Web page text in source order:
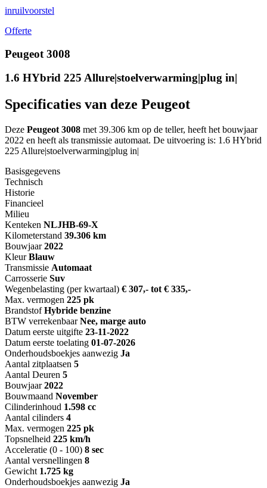
inruilvoorstel
Offerte
Peugeot 3008
1.6 HYbrid 225 Allure|stoelverwarming|plug in|
Specificaties van deze Peugeot
Deze Peugeot 3008 met 39.306 km op de teller, heeft het bouwjaar
2022 en heeft als transmissie automaat. De uitvoering is: 1.6 HYbrid
225 Allure|stoelverwarming|plug in|
Basisgegevens
Technisch
Historie
Financieel
Milieu
Kenteken NLJHB-69-X
Kilometerstand 39.306 km
Bouwjaar 2022
Kleur Blauw
Transmissie Automaat
Carrosserie Suv
Wegenbelasting (per kwartaal) € 307,- tot € 335,-
Max. vermogen 225 pk
Brandstof Hybride benzine
BTW verrekenbaar Nee, marge auto
Datum eerste uitgifte 23-11-2022
Datum eerste toelating 01-07-2026
Onderhoudsboekjes aanwezig Ja
Aantal zitplaatsen 5
Aantal Deuren 5
Bouwjaar 2022
Bouwmaand November
Cilinderinhoud 1.598 cc
Aantal cilinders 4
Max. vermogen 225 pk
Topsnelheid 225 km/h
Acceleratie (0 - 100) 8 sec
Aantal versnellingen 8
Gewicht 1.725 kg
Onderhoudsboekjes aanwezig Ja